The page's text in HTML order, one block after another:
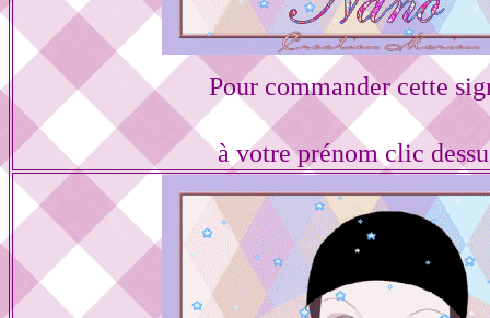
Pour commander cette
à votre prénom clic